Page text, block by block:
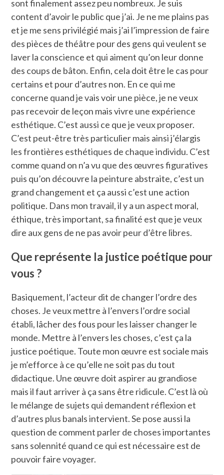
sont finalement assez peu nombreux. Je suis
content d’avoir le public que j’ai. Je ne me plains pas
et je me sens privilégié mais j’ai l’impression de faire
des pièces de théâtre pour des gens qui veulent se
laver la conscience et qui aiment qu’on leur donne
des coups de bâton. Enfin, cela doit être le cas pour
certains et pour d’autres non. En ce qui me
concerne quand je vais voir une pièce, je ne veux
pas recevoir de leçon mais vivre une expérience
esthétique. C’est aussi ce que je veux proposer.
C’est peut-être très particulier mais ainsi j’élargis
les frontières esthétiques de chaque individu. C’est
comme quand on n’a vu que des œuvres figuratives
puis qu’on découvre la peinture abstraite, c’est un
grand changement et ça aussi c’est une action
politique. Dans mon travail, il y a un aspect moral,
éthique, très important, sa finalité est que je veux
dire aux gens de ne pas avoir peur d’être libres.
Que représente la justice poétique pour
vous ?
Basiquement, l’acteur dit de changer l’ordre des
choses. Je veux mettre à l’envers l’ordre social
établi, lâcher des fous pour les laisser changer le
monde. Mettre à l’envers les choses, c’est ça la
justice poétique. Toute mon œuvre est sociale mais
je m’efforce à ce qu’elle ne soit pas du tout
didactique. Une œuvre doit aspirer au grandiose
mais il faut arriver à ça sans être ridicule. C’est là où
le mélange de sujets qui demandent réflexion et
d’autres plus banals intervient. Se pose aussi la
question de comment parler de choses importantes
sans solennité quand ce qui est nécessaire est de
pouvoir faire voyager.